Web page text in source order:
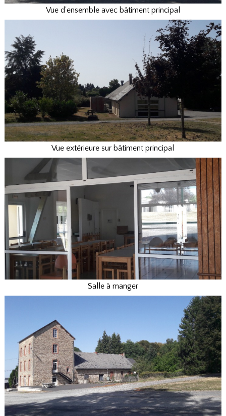
4 salles polyvalentes : 2
dans l’ancienne Minoterie, 1
dans le plus grand bâtiment
d’hébergements et 1 dans le
18h - Libération chambres
Vue d'ensemble avec bâtiment principal
Vue extérieure sur bâtiment principal
Salle à manger